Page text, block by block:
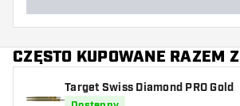
CZĘSTO KUPOWANE RAZEM Z
Target Swiss Diamond PRO Gold